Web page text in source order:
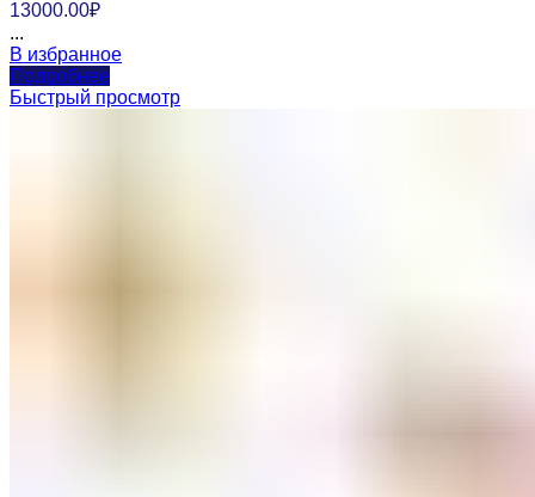
13000.00₽
...
В избранное
Подробнее
Быстрый просмотр